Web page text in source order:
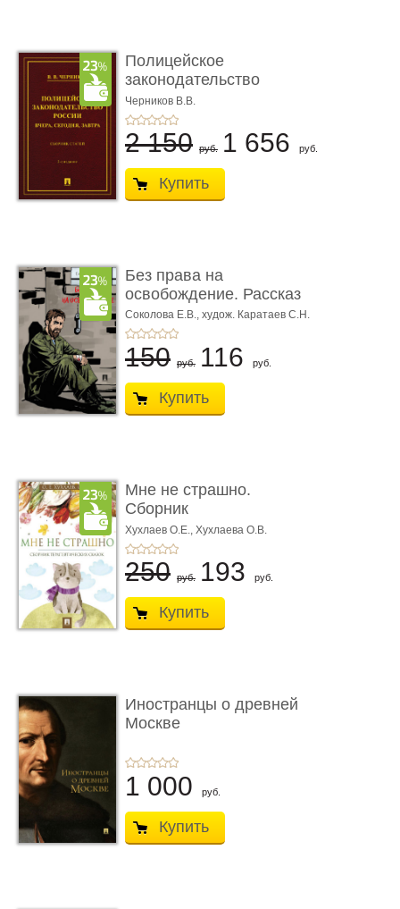
Полицейское
законодательство
России: вчера, с� ...
Черников В.В.
2 150 руб. 1 656 руб.
Купить
Без права на
освобождение. Рассказ
Соколова Е.В., худож. Каратаев С.Н.
150 руб. 116 руб.
Купить
Мне не страшно.
Сборник
терапевтических
сказо� ...
Хухлаев О.Е., Хухлаева О.В.
250 руб. 193 руб.
Купить
Иностранцы о древней
Москве
1 000 руб.
Купить